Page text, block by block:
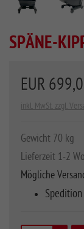
SPÄNE-
EUR
inkl. MwSt. zzgl.
Gewicht 70 kg
Lieferzeit 1-2
Mögliche
Spedition